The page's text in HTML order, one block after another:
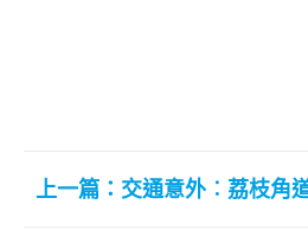
上一篇：交通意外︰荔枝角